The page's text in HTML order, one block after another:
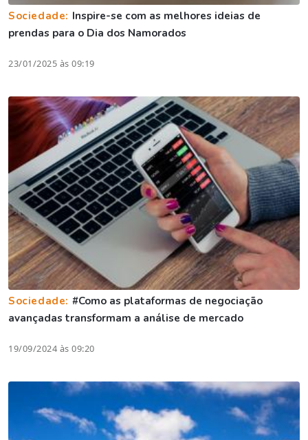
Sociedade: Inspire-se com as melhores ideias de
prendas para o Dia dos Namorados
23/01/2025 às 09:19
Sociedade: #Como as plataformas de negociação
avançadas transformam a análise de mercado
19/09/2024 às 09:20